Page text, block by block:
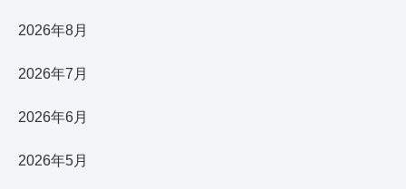
2026年8月
2026年7月
2026年6月
2026年5月